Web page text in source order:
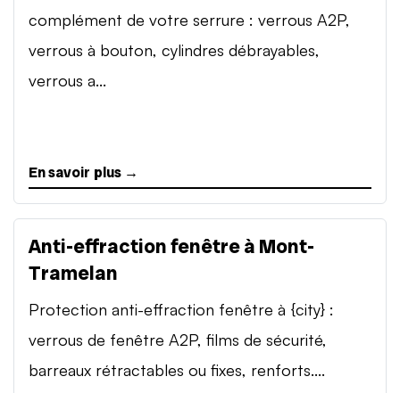
complément de votre serrure : verrous A2P,
verrous à bouton, cylindres débrayables,
verrous a...
En savoir plus →
Anti-effraction fenêtre à Mont-
Tramelan
Protection anti-effraction fenêtre à {city} :
verrous de fenêtre A2P, films de sécurité,
barreaux rétractables ou fixes, renforts....